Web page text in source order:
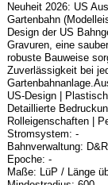
Neuheit 2026: US
Gartenbahn
Design der US
Gravuren, eine
robuste Bauweise
Zuverlässigkeit bei
US-Design |
Detaillierte
Rolleigenschaften |
Stromsystem: -
Bahnverwaltung:
Epoche: -
Maße: LüP / Länge